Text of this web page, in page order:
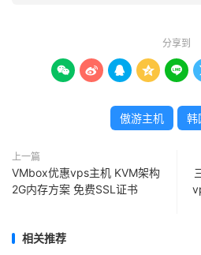
分享到
    
傲游主机 韩
上一篇
VMbox优惠vps主机 KVM架构
2G内存方案 免费SSL证书
相关推荐